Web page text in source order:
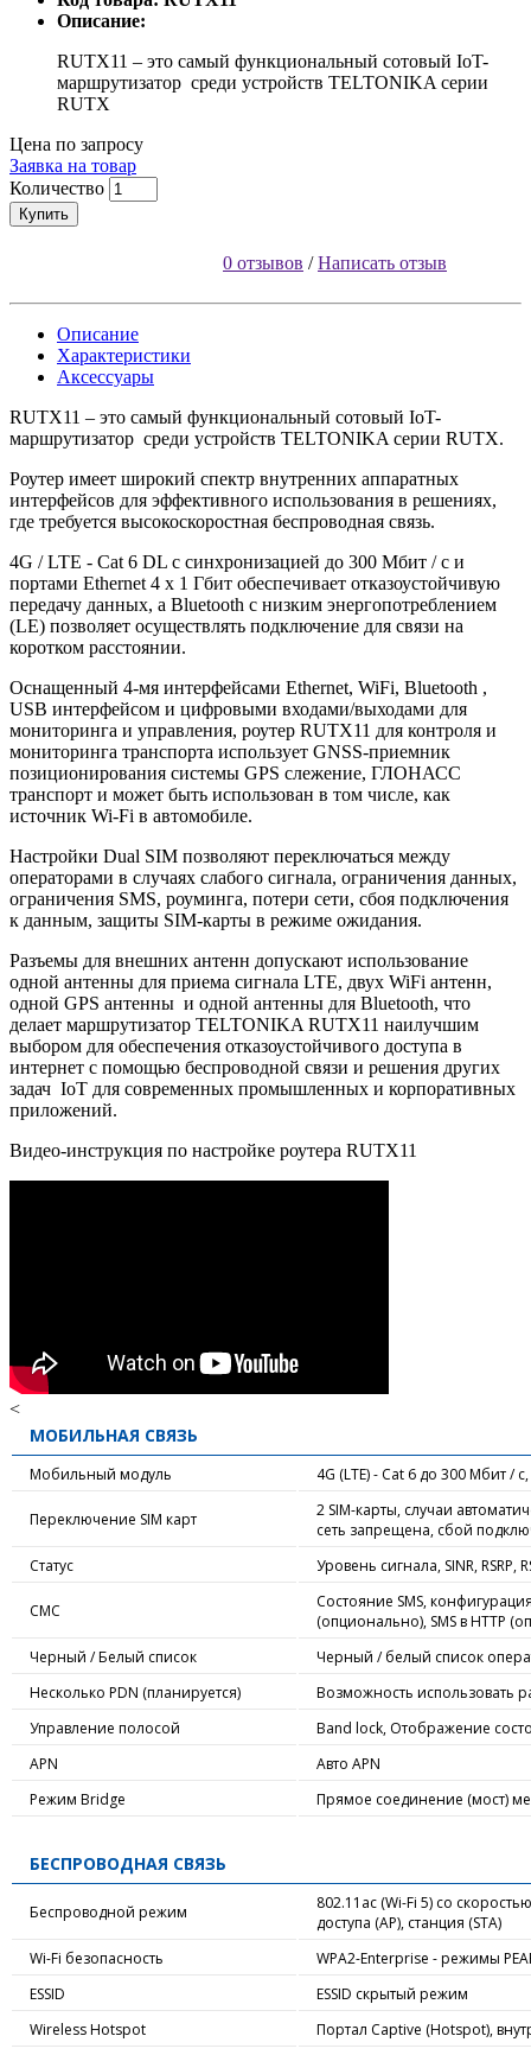
Описание:
RUTX11 – это самый функциональный cотовый IoT-
маршрутизатор среди устройств TELTONIKA серии
RUTX
Цена по запросу
Заявка на товар
Количество
Купить
0 отзывов /Написать отзыв
Описание
Характеристики
Аксессуары
RUTX11 – это самый функциональный cотовый IoT-
маршрутизатор среди устройств TELTONIKA серии RUTX.
Роутер имеет широкий спектр внутренних аппаратных
интерфейсов для эффективного использования в решениях,
где требуется высокоскоростная беспроводная связь.
4G / LTE - Cat 6 DL с синхронизацией до 300 Мбит / с и
портами Ethernet 4 x 1 Гбит обеспечивает отказоустойчивую
передачу данных, а Bluetooth с низким энергопотреблением
(LE) позволяет осуществлять подключение для связи на
коротком расстоянии.
Оснащенный 4-мя интерфейсами Ethernet, WiFi, Bluetooth ,
USB интерфейсом и цифровыми входами/выходами для
мониторинга и управления, роутер RUTX11 для контроля и
мониторинга транспорта использует GNSS-приемник
позиционирования системы GPS слежение, ГЛОНАСС
транспорт и может быть использован в том числе, как
источник Wi-Fi в автомобиле.
Настройки Dual SIM позволяют переключаться между
операторами в случаях слабого сигнала, ограничения данных,
ограничения SMS, роуминга, потери сети, сбоя подключения
к данным, защиты SIM-карты в режиме ожидания.
Разъемы для внешних антенн допускают использование
одной антенны для приема сигнала LTE, двух WiFi антенн,
одной GPS антенны и одной антенны для Bluetooth, что
делает маршрутизатор TELTONIKA RUTX11 наилучшим
выбором для обеспечения отказоустойчивого доступа в
интернет с помощью беспроводной связи и решения других
задач IoT для современных промышленных и корпоративных
приложений.
Видео-инструкция по настройке роутера RUTX11
<
МОБИЛЬНАЯ СВЯЗЬ
Мобильный модуль 4G (LTE) - Cat 6 до 300 Мбит /
Переключение SIM карт
2 SIM-карты, случаи
сеть запрещена, сбой
Статус
Уровень сигнала, SINR,
СМС
Состояние SMS, конфигурация
(опционально), SMS в HTTP
Черный / Белый список
Черный / белый список
Несколько PDN (планируется)
Возможность использовать
Управление полосой
Band lock, Отображение
APN
Авто APN
Режим Bridge
Прямое соединение (мост)
БЕСПРОВОДНАЯ СВЯЗЬ
Беспроводной режим
802.11ac (Wi-Fi 5) со
доступа (AP), станция (STA)
Wi-Fi безопасность
WPA2-Enterprise - режимы
ESSID
ESSID скрытый режим
Wireless Hotspot
Портал Captive (Hotspot),